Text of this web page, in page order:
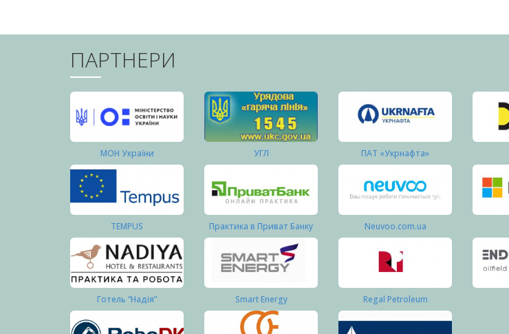
ПАРТНЕРИ
МОН України УГЛ ПАТ «Укрнафта»
TEMPUS Практика в Приват Банку Neuvoo.com.ua
Готель “Надія” Smart Energy Regal Petroleum